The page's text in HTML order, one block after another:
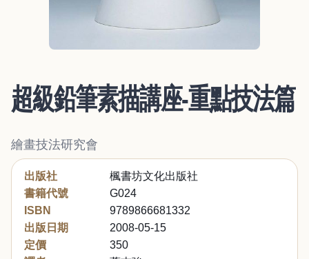
超級鉛筆素描講座-重點技法篇
繪畫技法研究會
出版社
楓書坊文化出版社
書籍代號
G024
ISBN
9789866681332
出版日期
2008-05-15
定價
350